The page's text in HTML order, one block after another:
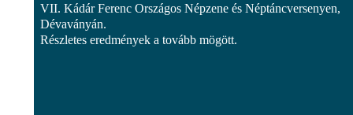
VII. Kádár Ferenc Országos Népzene és Néptáncversenyen,
Dévaványán.
Részletes eredmények a tovább mögött.